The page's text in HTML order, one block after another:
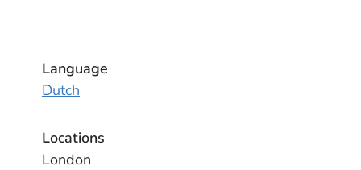
Language
Dutch
Locations
London